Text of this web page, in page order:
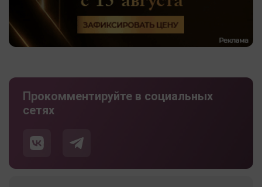
Прокомментируйте в социальных
сетях